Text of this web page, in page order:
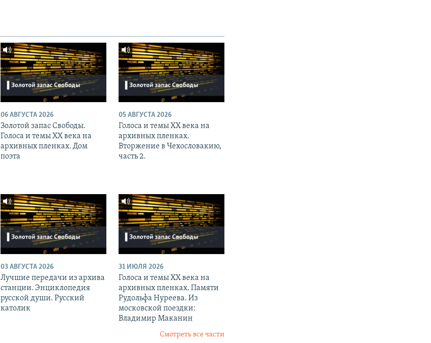
06 АВГУСТА 2026
Золотой запас Свободы.
Голоса и темы XX века на
архивных пленках. Дом
поэта
05 АВГУСТА 2026
Голоса и темы XX века на
архивных пленках.
Вторжение в Чехословакию,
часть 2.
03 АВГУСТА 2026
Лучшие передачи из архива
станции. Энциклопедия
русской души. Русский
католик
31 ИЮЛЯ 2026
Голоса и темы XX века на
архивных пленках. Памяти
Рудольфа Нуреева. Из
московской поездки:
Владимир Маканин
Смотреть все части